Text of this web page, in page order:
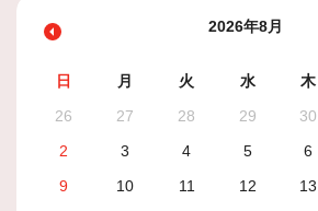
2026年8月
日 月 火 水 木
26
27 28 29 30
2
3 4 5 6
9
10 11 12 13